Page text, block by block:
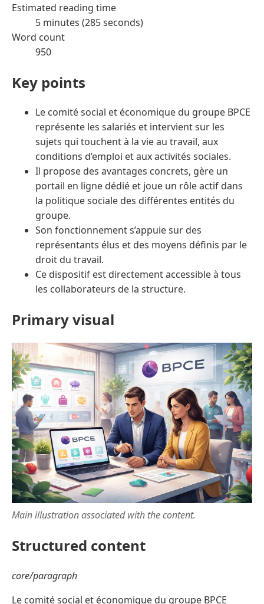
Estimated reading time
5 minutes (285 seconds)
Word count
950
Key points
Le comité social et économique du groupe BPCE
représente les salariés et intervient sur les
sujets qui touchent à la vie au travail, aux
conditions d’emploi et aux activités sociales.
Il propose des avantages concrets, gère un
portail en ligne dédié et joue un rôle actif dans
la politique sociale des différentes entités du
groupe.
Son fonctionnement s’appuie sur des
représentants élus et des moyens définis par le
droit du travail.
Ce dispositif est directement accessible à tous
les collaborateurs de la structure.
Primary visual
Main illustration associated with the content.
Structured content
core/paragraph
Le comité social et économique du groupe BPCE